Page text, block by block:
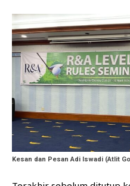
Kesan dan Pesan Adi Iswadi (Atlit